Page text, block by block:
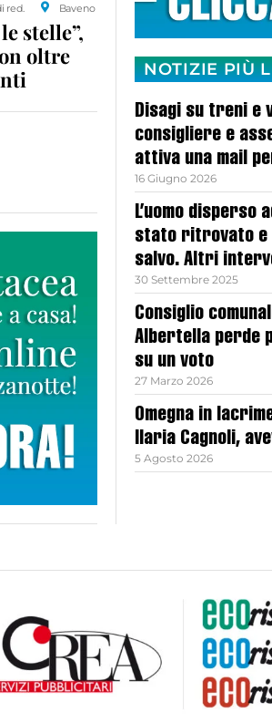
red. Baveno
stelle”,
oltre
NOTIZIE PIÙ
Disagi su treni e
consigliere e
attiva una mail
16 Giugno 2026
L’uomo disperso
stato ritrovato e
salvo. Altri
30 Settembre 2025
Consiglio
Albertella perde
su un voto
27 Marzo 2026
Omegna in
Ilaria Cagnoli,
5 Agosto 2026